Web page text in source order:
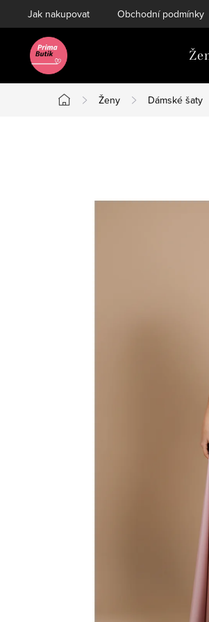
na
Jak nakupovat Obchodní podmínky
Domů
Ženy Dámské šaty